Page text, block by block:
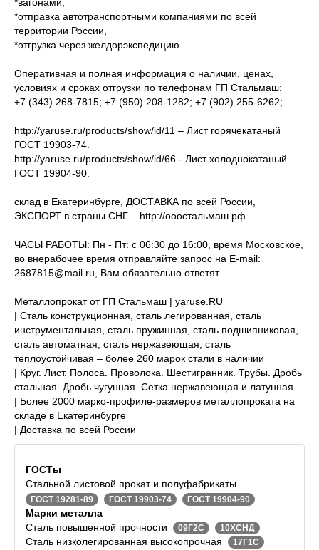
*вагонами,
*отправка автотранспортными компаниями по всей
территории России,
*отгрузка через желдорэкспедицию.
Оперативная и полная информация о наличии, ценах,
условиях и сроках отгрузки по телефонам ГП Стальмаш:
+7 (343) 268-7815; +7 (950) 208-1282; +7 (902) 255-6262;
http://yaruse.ru/products/show/id/11 – Лист горячекатаный
ГОСТ 19903-74.
http://yaruse.ru/products/show/id/66 - Лист холоднокатаный
ГОСТ 19904-90.
склад в Екатеринбурге, ДОСТАВКА по всей России,
ЭКСПОРТ в страны СНГ – http://ооостальмаш.рф
ЧАСЫ РАБОТЫ: Пн - Пт: с 06:30 до 16:00, время Московское,
во внерабочее время отправляйте запрос на E-mail:
2687815@mail.ru, Вам обязательно ответят.
Металлопрокат от ГП Стальмаш | yaruse.RU
| Сталь конструкционная, сталь легированная, сталь
инструментальная, сталь пружинная, сталь подшипниковая,
сталь автоматная, сталь нержавеющая, сталь
теплоустойчивая – более 260 марок стали в наличии
| Круг. Лист. Полоса. Проволока. Шестигранник. Трубы. Дробь
стальная. Дробь чугунная. Сетка нержавеющая и латунная.
| Более 2000 марко-профиле-размеров металлопроката на
складе в Екатеринбурге
| Доставка по всей России
ГОСТы
Стальной листовой прокат и полуфабрикаты
ГОСТ 19281-89 ГОСТ 19903-74 ГОСТ 19904-90
Марки металла
Сталь повышенной прочности
09Г2С 10ХСНД
Сталь низколегированная высокопрочная 17Г1С